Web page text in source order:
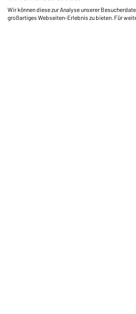
Wir können diese zur Analyse unserer
großartiges Webseiten-Erlebnis zu bieten. Für